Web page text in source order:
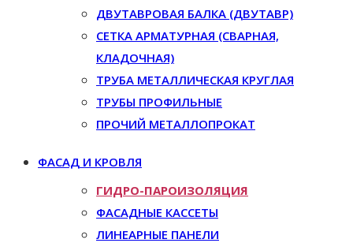
ДВУТАВРОВАЯ БАЛКА (ДВУТАВР)
СЕТКА АРМАТУРНАЯ (СВАРНАЯ,
КЛАДОЧНАЯ)
ТРУБА МЕТАЛЛИЧЕСКАЯ КРУГЛАЯ
ТРУБЫ ПРОФИЛЬНЫЕ
ПРОЧИЙ МЕТАЛЛОПРОКАТ
ФАСАД И КРОВЛЯ
ГИДРО-ПАРОИЗОЛЯЦИЯ
ФАСАДНЫЕ КАССЕТЫ
ЛИНЕАРНЫЕ ПАНЕЛИ